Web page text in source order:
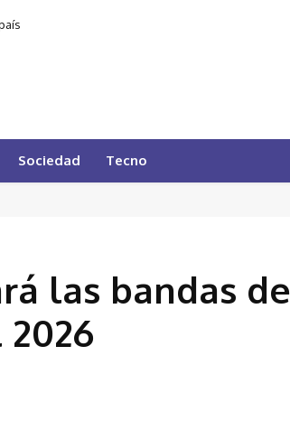
Sociedad Tecno
las bandas de